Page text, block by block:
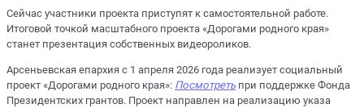
Сейчас участники проекта приступят к самостоятельной работе.
Итоговой точкой масштабного проекта «Дорогами родного края»
станет презентация собственных видеороликов.
Арсеньевская епархия с 1 апреля 2026 года реализует социальный
проект «Дорогами родного края»: Посмотреть при поддержке Фонда
Президентских грантов. Проект направлен на реализацию указа